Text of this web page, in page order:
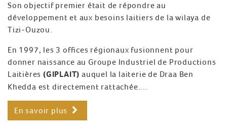
Son objectif premier était de répondre au
développement et aux besoins laitiers de la wilaya de
Tizi-Ouzou.
En 1997, les 3 offices régionaux fusionnent pour
donner naissance au Groupe Industriel de Productions
Laitières (GIPLAIT) auquel la laiterie de Draa Ben
Khedda est directement rattachée....
En savoir plus